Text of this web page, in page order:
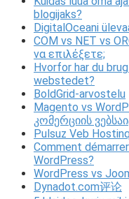
blogijaks?
DigitalOceani
COM vs NET vs
να επιλέξετε;
Hvorfor har du
webstedet?
BoldGrid-arvostelu
Magento vs
კომერციის
Pulsuz Veb
Comment
WordPress?
WordPress vs
Dynadot.com评论